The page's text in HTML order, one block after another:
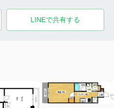
LINEで共有する